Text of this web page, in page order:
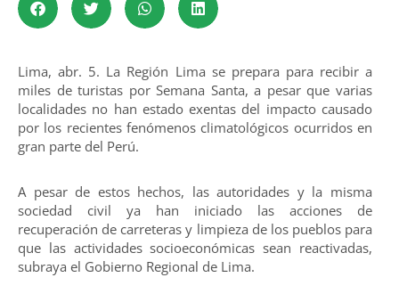
Lima, abr. 5. La Región Lima se prepara para recibir a
miles de turistas por Semana Santa, a pesar que varias
localidades no han estado exentas del impacto causado
por los recientes fenómenos climatológicos ocurridos en
gran parte del Perú.
A pesar de estos hechos, las autoridades y la misma
sociedad civil ya han iniciado las acciones de
recuperación de carreteras y limpieza de los pueblos para
que las actividades socioeconómicas sean reactivadas,
subraya el Gobierno Regional de Lima.